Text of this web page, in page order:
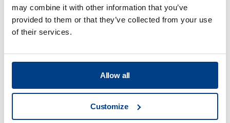
may combine it with other information that you’ve
provided to them or that they’ve collected from your use
of their services.
Allow all
Customize